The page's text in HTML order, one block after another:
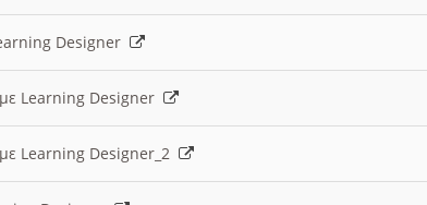
Designer
Learning Designer
Learning Designer_2